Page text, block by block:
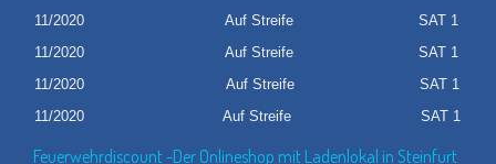
11/2020
Auf Streife SAT 1
11/2020
Auf Streife SAT 1
11/2020
Auf Streife SAT 1
11/2020
Auf Streife SAT 1
Feuerwehrdiscount -Der Onlineshop mit Ladenlokal in Steinfurt